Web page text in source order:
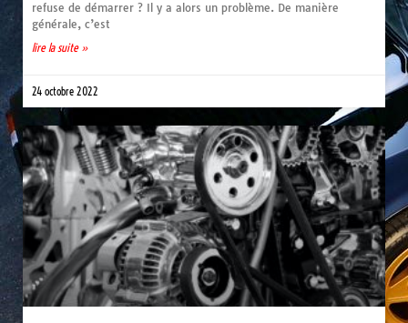
refuse de démarrer ? Il y a alors un problème. De manière
générale, c’est
lire la suite »
24 octobre 2022